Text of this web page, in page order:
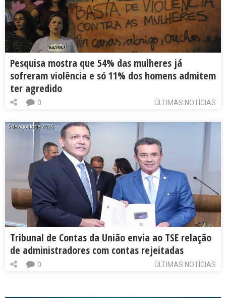
Pesquisa mostra que 54% das mulheres já
sofreram violência e só 11% dos homens admitem
ter agredido
ÚLTIMAS NOTÍCIAS
0
5 de agosto de 2026
Tribunal de Contas da União envia ao TSE relação
de administradores com contas rejeitadas
ÚLTIMAS NOTÍCIAS
0